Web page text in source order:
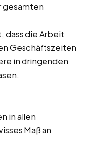
gesamten
dass die Arbeit
Geschäftszeiten
in dringenden
in allen
Maß an